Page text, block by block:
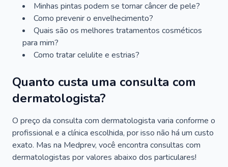
Minhas pintas podem se tornar câncer de pele?
Como prevenir o envelhecimento?
Quais são os melhores tratamentos cosméticos
para mim?
Como tratar celulite e estrias?
Quanto custa uma consulta com
dermatologista?
O preço da consulta com dermatologista varia conforme o
profissional e a clínica escolhida, por isso não há um custo
exato. Mas na Medprev, você encontra consultas com
dermatologistas por valores abaixo dos particulares!